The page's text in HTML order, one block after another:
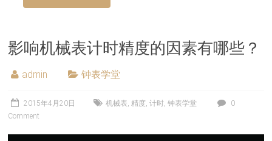
影响机械表计时精度的因素有哪些？
admin 钟表学堂
2015年4月20日 机械表,精度,计时,钟表学堂
0
Comment